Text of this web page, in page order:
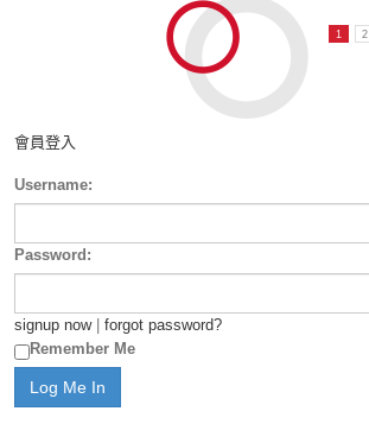
1 2
會員登入
Username:
Password:
signup now| forgot password?
Remember Me